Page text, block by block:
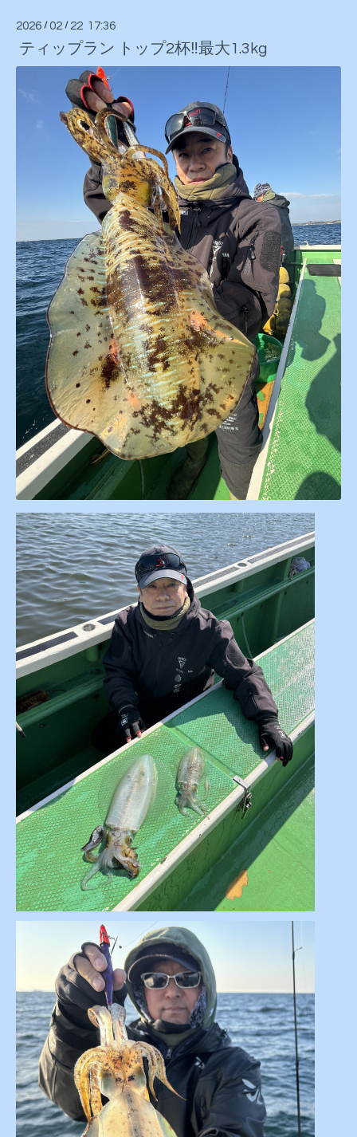
2026 / 02 / 22 17:36
ティップラン トップ2杯‼️最大1.3kg